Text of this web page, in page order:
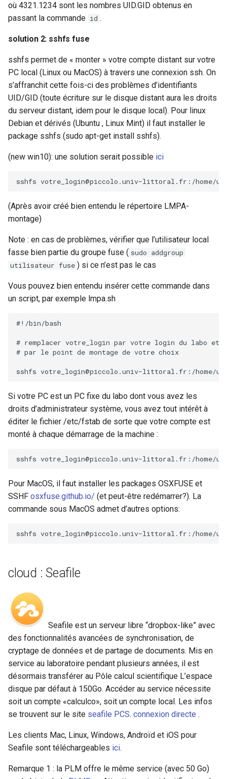
où 4321.1234 sont les nombres UID.GID obtenus en
passant la commande id .
solution 2: sshfs fuse
sshfs permet de « monter » votre compte distant sur votre
PC local (Linux ou MacOS) à travers une connexion ssh. On
s’affranchit cette fois-ci des problèmes d’identifiants
UID/GID (toute écriture sur le disque distant aura les droits
du serveur distant, idem pour le disque local). Pour linux
Debian et dérivés (Ubuntu , Linux Mint) il faut installer le
package sshfs (sudo apt-get install sshfs).
(new win10): une solution serait possible ici
sshfs votre_login@piccolo.univ−littoral.fr:/home/
(Après avoir créé bien entendu le répertoire LMPA-
montage)
Note : en cas de problèmes, vérifier que l’utilisateur local
fasse bien partie du groupe fuse ( sudo addgroup
utilisateur fuse ) si ce n’est pas le cas
Vous pouvez bien entendu insérer cette commande dans
un script, par exemple lmpa.sh
#!/bin/bash
# remplacer votre_login par votre login du labo et /
# par le point de montage de votre choix
sshfs votre_login@piccolo.univ−littoral.fr:/home/
Si votre PC est un PC fixe du labo dont vous avez les
droits d’administrateur système, vous avez tout intérêt à
éditer le fichier /etc/fstab de sorte que votre compte est
monté à chaque démarrage de la machine :
sshfs votre_login@piccolo.univ−littoral.fr:/home/
Pour MacOS, il faut installer les packages OSXFUSE et
SSHF osxfuse.github.io/ (et peut-être redémarrer?). La
commande sous MacOS admet d’autres options:
sshfs votre_login@piccolo.univ−littoral.fr:/home/
cloud : Seafile
Seafile est un serveur libre “dropbox-like” avec
des fonctionnalités avancées de synchronisation, de
cryptage de données et de partage de documents. Mis en
service au laboratoire pendant plusieurs années, il est
désormais transférer au Pôle calcul scientifique L’espace
disque par défaut à 150Go. Accéder au service nécessite
soit un compte «calculco», soit un compte local. Les infos
se trouvent sur le site seafile PCS. connexion directe .
Les clients Mac, Linux, Windows, Androïd et iOS pour
Seafile sont téléchargeables ici.
Remarque 1 : la PLM offre le même service (avec 50 Go)